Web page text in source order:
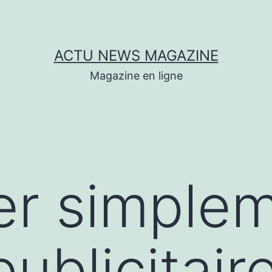
ACTU NEWS MAGAZINE
Magazine en ligne